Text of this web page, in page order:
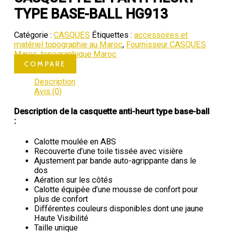
TYPE BASE-BALL HG913
Catégorie : CASQUES Étiquettes : accessoires et
matériel topographie au Maroc, Fournisseur CASQUES
Maroc,topographique Maroc
COMPARE
Description
Avis (0)
Description de la casquette anti-heurt type base-ball
:
Calotte moulée en ABS
Recouverte d’une toile tissée avec visière
Ajustement par bande auto-agrippante dans le
dos
Aération sur les côtés
Calotte équipée d’une mousse de confort pour
plus de confort
Différentes couleurs disponibles dont une jaune
Haute Visibilité
Taille unique